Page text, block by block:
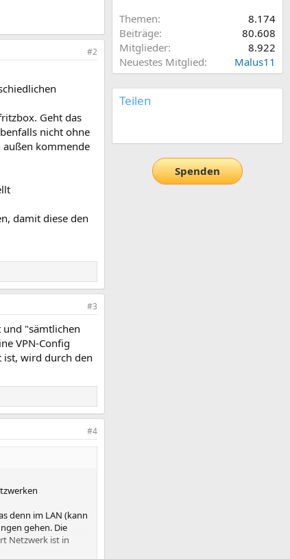
#2
Geht das
nicht ohne
kommende
damit diese den
#3
und "sämtlichen
VPN-Config
ist, wird durch den
#4
denn im LAN (kann
gehen. Die
Netzwerk ist in
Themen
8.174
Beiträge
80.608
Mitglieder
8.922
Neuestes Mitglied
Malus11
Teilen
Spenden